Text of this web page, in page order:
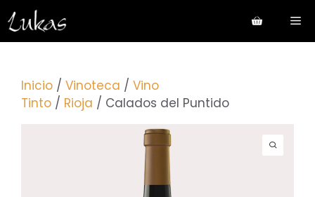
Saltar
al
contenido
Inicio / Vinoteca / Vino
Tinto / Rioja / Calados del Puntido